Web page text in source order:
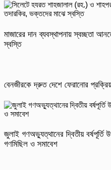
মাজারের দান ব্যবস্থাপনায় স্বচ্ছতা
স্বস্তি
বেনজীরকে দ্রুত দেশে ফেরানোর
জুলাই গণঅভ্যুত্থানের দ্বিতীয় বর্ষপূর্তি
গণমিছিল ও সমাবেশ